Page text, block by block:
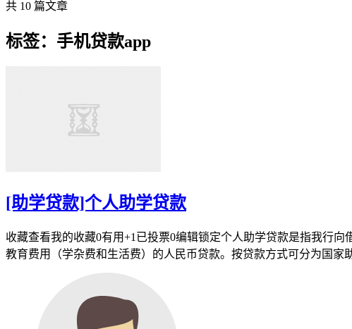
共 10 篇文章
标签：手机贷款app
[助学贷款]个人助学贷款
收藏查看我的收藏0有用+1已投票0编辑锁定个人助学贷款是指我行
教育费用（学杂费和生活费）的人民币贷款。按贷款方式可分为国家